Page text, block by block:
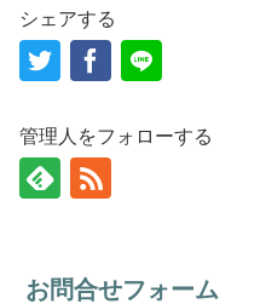
シェアする
管理人をフォローする
お問合せフォーム